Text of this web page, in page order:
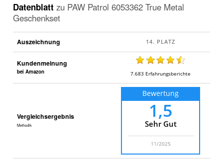
Datenblatt zu PAW Patrol 6053362 True Metal
Geschenkset
Auszeichnung
Kundenmeinung
bei Amazon 7.683 Erfahrungsberichte
Vergleichsergebnis
Methodik
Bewertung
1,5
Sehr Gut
11/2025